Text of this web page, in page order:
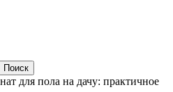
Поиск
для пола на дачу: практичное